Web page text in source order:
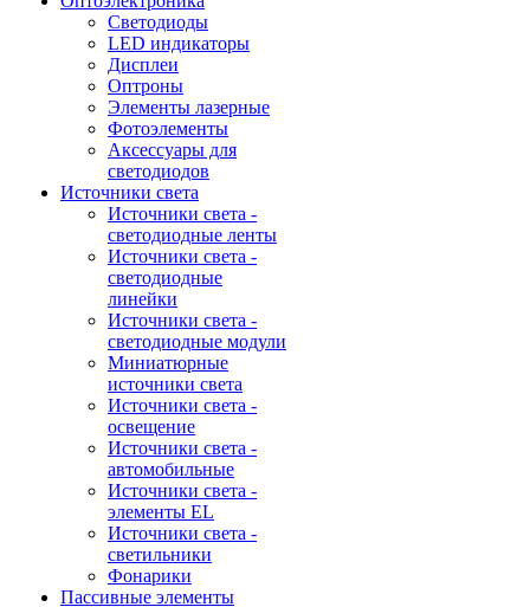
Светодиоды
LED индикаторы
Дисплеи
Оптроны
Элементы лазерные
Фотоэлементы
Аксессуары для
светодиодов
Источники света
Источники света -
светодиодные ленты
Источники света -
светодиодные
линейки
Источники света -
светодиодные модули
Миниатюрные
источники света
Источники света -
освещение
Источники света -
автомобильные
Источники света -
элементы EL
Источники света -
светильники
Фонарики
Пассивные элементы